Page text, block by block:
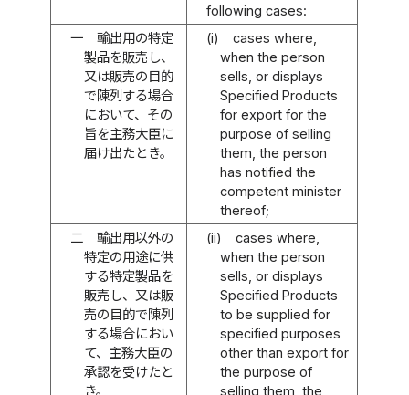
following cases:
一
輸出用の特定
製品を販売し、
又は販売の目的
で陳列する場合
において、その
旨を主務大臣に
届け出たとき。
(i)
cases where,
when the person
sells, or displays
Specified Products
for export for the
purpose of selling
them, the person
has notified the
competent minister
thereof;
二
輸出用以外の
特定の用途に供
する特定製品を
販売し、又は販
売の目的で陳列
する場合におい
て、主務大臣の
承認を受けたと
き。
(ii)
cases where,
when the person
sells, or displays
Specified Products
to be supplied for
specified purposes
other than export for
the purpose of
selling them, the